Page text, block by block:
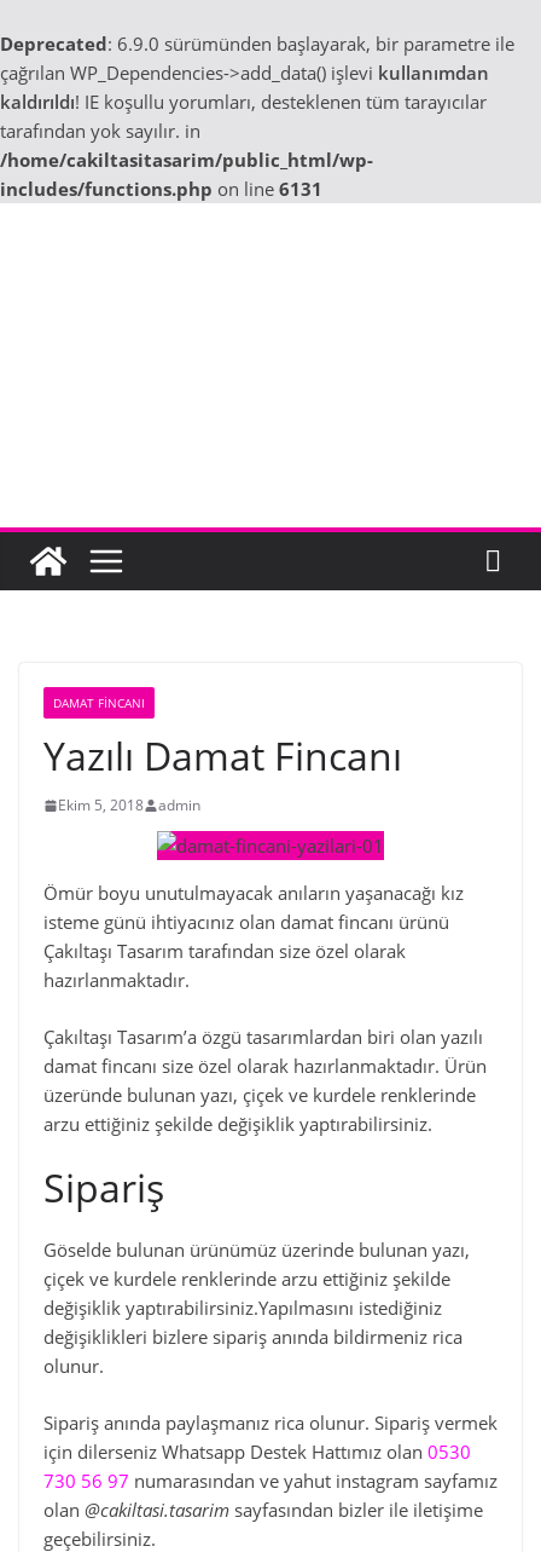
Deprecated: 6.9.0 sürümünden başlayarak, bir parametre ile
çağrılan WP_Dependencies->add_data() işlevi kullanımdan
kaldırıldı! IE koşullu yorumları, desteklenen tüm tarayıcılar
tarafından yok sayılır. in
/home/cakiltasitasarim/public_html/wp-
includes/functions.php on line 6131
DAMAT FINCANI
Yazılı Damat Fincanı
Ekim 5, 2018 admin
Ömür boyu unutulmayacak anıların yaşanacağı kız
isteme günü ihtiyacınız olan damat fincanı ürünü
Çakıltaşı Tasarım tarafından size özel olarak
hazırlanmaktadır.
Çakıltaşı Tasarım’a özgü tasarımlardan biri olan yazılı
damat fincanı size özel olarak hazırlanmaktadır. Ürün
üzeründe bulunan yazı, çiçek ve kurdele renklerinde
arzu ettiğiniz şekilde değişiklik yaptırabilirsiniz.
Sipariş
Göselde bulunan ürünümüz üzerinde bulunan yazı,
çiçek ve kurdele renklerinde arzu ettiğiniz şekilde
değişiklik yaptırabilirsiniz.Yapılmasını istediğiniz
değişiklikleri bizlere sipariş anında bildirmeniz rica
olunur.
Sipariş anında paylaşmanız rica olunur. Sipariş vermek
için dilerseniz Whatsapp Destek Hattımız olan 0530
730 56 97 numarasından ve yahut instagram sayfamız
olan @cakiltasi.tasarim sayfasından bizler ile iletişime
geçebilirsiniz.